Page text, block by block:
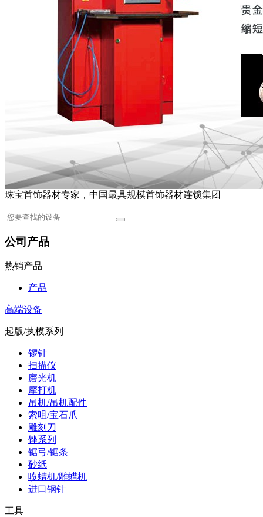
珠宝首饰器材专家，中国最具规模首饰器材连锁集团
公司产品
热销产品
产品
高端设备
起版/执模系列
锣针
扫描仪
磨光机
摩打机
吊机/吊机配件
索咀/宝石爪
雕刻刀
锉系列
锯弓/锯条
砂纸
喷蜡机/雕蜡机
进口钢针
工具